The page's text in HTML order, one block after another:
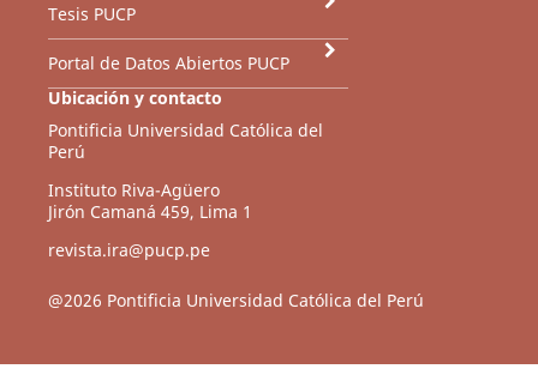
Tesis PUCP
Portal de Datos Abiertos PUCP
Ubicación y contacto
Pontificia Universidad Católica del
Perú
Instituto Riva-Agüero
Jirón Camaná 459, Lima 1
revista.ira@pucp.pe
@2026 Pontificia Universidad Católica del Perú